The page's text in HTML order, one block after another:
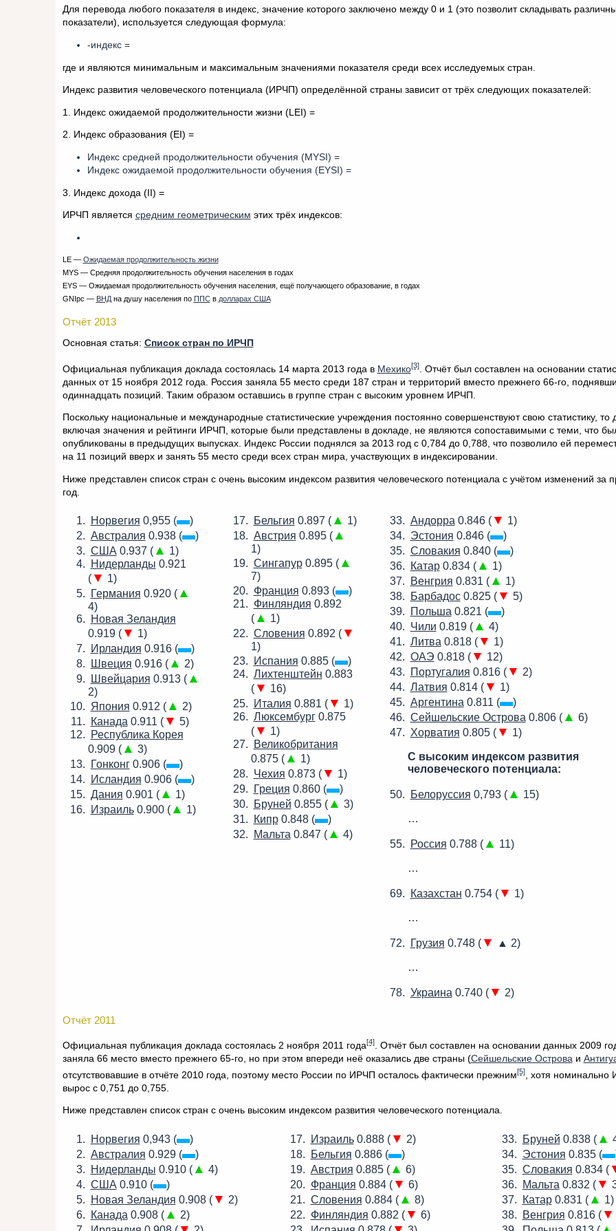
Для перевода любого показателя в индекс, значение которого заключено между 0 и 1 (это позволит складывать
показатели), используется следующая формула:
-индекс =
где и являются минимальным и максимальным значениями показателя среди всех исследуемых стран.
Индекс развития человеческого потенциала (ИРЧП) определённой страны зависит от трёх следующих показателей:
1. Индекс ожидаемой продолжительности жизни (LEI) =
2. Индекс образования (EI) =
Индекс средней продолжительности обучения (MYSI) =
Индекс ожидаемой продолжительности обучения (EYSI) =
3. Индекс дохода (II) =
ИРЧП является средним геометрическим этих трёх индексов:
LE — Ожидаемая продолжительность жизни
MYS — Средняя продолжительность обучения населения в годах
EYS — Ожидаемая продолжительность обучения населения, ещё получающего образование, в годах
GNIpc — ВНД на душу населения по ППСв долларах США
Отчёт 2013
Основная статья: Список стран по ИРЧП
Официальная публикация доклада состоялась 14 марта 2013 года в Мехико[3]. Отчёт был составлен на основании
данных от 15 ноября 2012 года. Россия заняла 55 место среди 187 стран и территорий вместо прежнего 66-го,
одиннадцать позиций. Таким образом оставшись в группе стран с высоким уровнем ИРЧП.
Поскольку национальные и международные статистические учреждения постоянно совершенствуют свою статистику,
включая значения и рейтинги ИРЧП, которые были представлены в докладе, не являются сопоставимыми с теми, что
опубликованы в предыдущих выпусках. Индекс России поднялся за 2013 год с 0,784 до 0,788, что позволило ей
на 11 позиций вверх и занять 55 место среди всех стран мира, участвующих в индексировании.
Ниже представлен список стран с очень высоким индексом развития человеческого потенциала с учётом изменений за
год.
Норвегия 0,955 (▬)
Австралия 0.938 (▬)
США 0.937 (▲ 1)
Нидерланды 0.921
(▼ 1)
Германия 0.920 (▲
4)
Новая Зеландия
0.919 (▼ 1)
Ирландия 0.916 (▬)
Швеция 0.916 (▲ 2)
Швейцария 0.913 (▲
2)
Япония 0.912 (▲ 2)
Канада 0.911 (▼ 5)
Республика Корея
0.909 (▲ 3)
Гонконг0.906 (▬)
Исландия 0.906 (▬)
Дания 0.901 (▲ 1)
Израиль0.900 (▲ 1)
Бельгия 0.897 (▲ 1)
Австрия 0.895 (▲
1)
Сингапур0.895 (▲
7)
Франция 0.893 (▬)
Финляндия 0.892
(▲ 1)
Словения 0.892 (▼
1)
Испания 0.885 (▬)
Лихтенштейн 0.883
(▼ 16)
Италия 0.881 (▼ 1)
Люксембург0.875
(▼ 1)
Великобритания
0.875 (▲ 1)
Чехия 0.873 (▼ 1)
Греция 0.860 (▬)
Бруней 0.855 (▲ 3)
Кипр0.848 (▬)
Мальта 0.847 (▲ 4)
Андорра 0.846 (▼ 1)
Эстония 0.846 (▬)
Словакия 0.840 (▬)
Катар0.834 (▲ 1)
Венгрия 0.831 (▲ 1)
Барбадос0.825 (▼ 5)
Польша 0.821 (▬)
Чили 0.819 (▲ 4)
Литва 0.818 (▼ 1)
ОАЭ 0.818 (▼ 12)
Португалия 0.816 (▼ 2)
Латвия 0.814 (▼ 1)
Аргентина 0.811 (▬)
Сейшельские Острова 0.806 (▲ 6)
Хорватия 0.805 (▼ 1)
С высоким индексом развития
человеческого потенциала:
Белоруссия 0,793 (▲ 15)
…
Россия 0.788 (▲ 11)
…
Казахстан 0.754 (▼ 1)
…
Грузия 0.748 (▼ ▲ 2)
…
Украина 0.740 (▼ 2)
Отчёт 2011
Официальная публикация доклада состоялась 2 ноября 2011 года[4]. Отчёт был составлен на основании данных 2009
заняла 66 место вместо прежнего 65-го, но при этом впереди неё оказались две страны (Сейшельские Островаи
отсутствовавшие в отчёте 2010 года, поэтому место России по ИРЧП осталось фактически прежним[5], хотя номинально
вырос с 0,751 до 0,755.
Ниже представлен список стран с очень высоким индексом развития человеческого потенциала.
Норвегия 0,943 (▬)
Австралия 0.929 (▬)
Нидерланды 0.910 (▲ 4)
США 0.910 (▬)
Новая Зеландия 0.908 (▼ 2)
Канада 0.908 (▲ 2)
Израиль0.888 (▼ 2)
Бельгия 0.886 (▬)
Австрия 0.885 (▲ 6)
Франция 0.884 (▼ 6)
Словения 0.884 (▲ 8)
Финляндия 0.882 (▼ 6)
Бруней 0.838 (▲
Эстония 0.835 (▬
Словакия 0.834 (
Мальта 0.832 (▼
Катар0.831 (▲ 1)
Венгрия 0.816 (▼